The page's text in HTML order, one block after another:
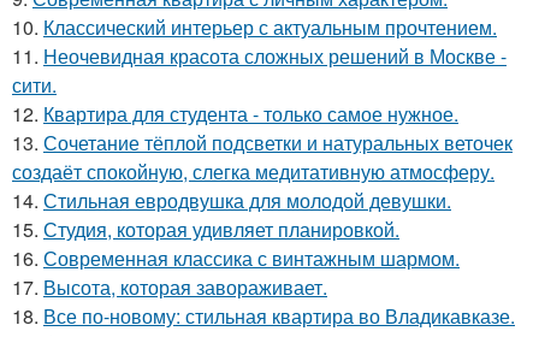
10. Классический интерьер с актуальным прочтением.
11. Неочевидная красота сложных решений в Москве -
сити.
12. Квартира для студента - только самое нужное.
13. Сочетание тёплой подсветки и натуральных веточек
создаёт спокойную, слегка медитативную атмосферу.
14. Стильная евродвушка для молодой девушки.
15. Студия, которая удивляет планировкой.
16. Современная классика с винтажным шармом.
17. Высота, которая завораживает.
18. Все по-новому: стильная квартира во Владикавказе.